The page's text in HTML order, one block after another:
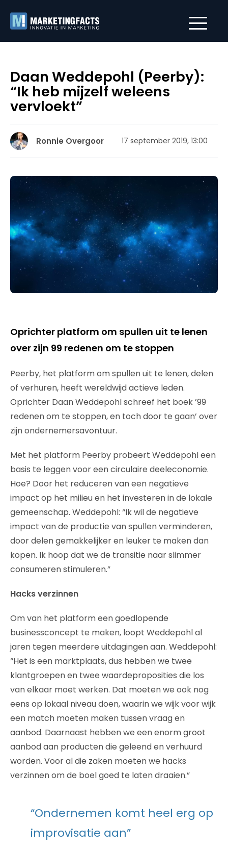
Daan Weddepohl (Peerby):
“Ik heb mijzelf weleens
vervloekt”
Ronnie Overgoor 17 september 2019, 13:00
Oprichter platform om spullen uit te lenen
over zijn 99 redenen om te stoppen
Peerby, het platform om spullen uit te lenen, delen
of verhuren, heeft wereldwijd actieve leden.
Oprichter Daan Weddepohl schreef het boek ’99
redenen om te stoppen, en toch door te gaan’ over
zijn ondernemersavontuur.
Met het platform Peerby probeert Weddepohl een
basis te leggen voor een circulaire deeleconomie.
Hoe? Door het reduceren van een negatieve
impact op het milieu en het investeren in de lokale
gemeenschap. Weddepohl: “Ik wil de negatieve
impact van de productie van spullen verminderen,
door delen gemakkelijker en leuker te maken dan
kopen. Ik hoop dat we de transitie naar slimmer
consumeren stimuleren.”
Hacks verzinnen
Om van het platform een goedlopende
businessconcept te maken, loopt Weddepohl al
jaren tegen meerdere uitdagingen aan. Weddepohl:
“Het is een marktplaats, dus hebben we twee
klantgroepen en twee waardeproposities die los
van elkaar moet werken. Dat moeten we ook nog
eens op lokaal niveau doen, waarin we wijk voor wijk
een match moeten maken tussen vraag en
aanbod. Daarnaast hebben we een enorm groot
aanbod aan producten die geleend en verhuurd
worden. Voor al die zaken moeten we hacks
verzinnen om de boel goed te laten draaien.”
“Ondernemen komt heel erg op
improvisatie aan”